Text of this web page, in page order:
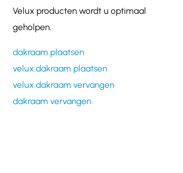
Velux producten wordt u optimaal
geholpen.
dakraam plaatsen
velux dakraam plaatsen
velux dakraam vervangen
dakraam vervangen